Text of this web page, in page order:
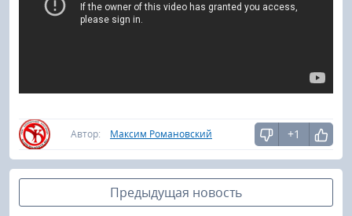
Автор: Максим Романовский +1
Предыдущая новость